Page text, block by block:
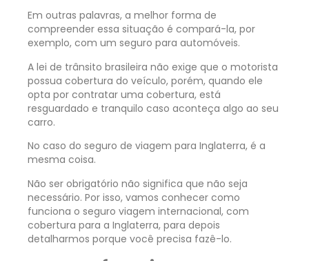
Em outras palavras, a melhor forma de
compreender essa situação é compará-la, por
exemplo, com um seguro para automóveis.
A lei de trânsito brasileira não exige que o motorista
possua cobertura do veículo, porém, quando ele
opta por contratar uma cobertura, está
resguardado e tranquilo caso aconteça algo ao seu
carro.
No caso do seguro de viagem para Inglaterra, é a
mesma coisa.
Não ser obrigatório não significa que não seja
necessário. Por isso, vamos conhecer como
funciona o seguro viagem internacional, com
cobertura para a Inglaterra, para depois
detalharmos porque você precisa fazê-lo.